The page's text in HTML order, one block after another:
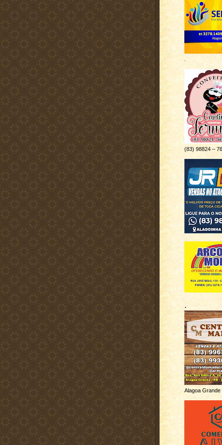
(83) 98824 –
.
Alagoa Grande